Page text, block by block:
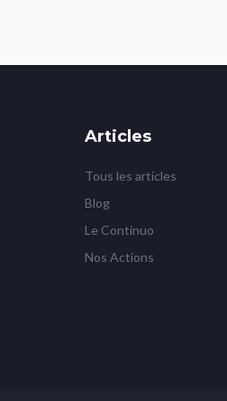
Articles
Tous les articles
Blog
Le Continuo
Nos Actions